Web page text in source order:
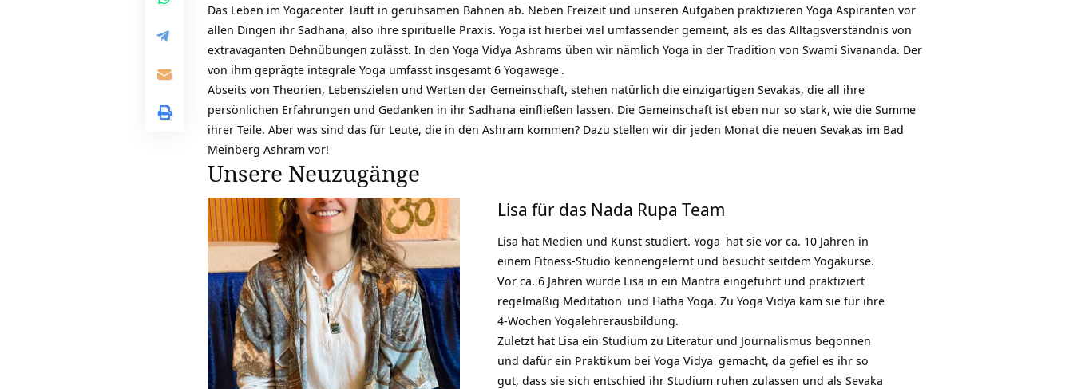
Das Leben im Yogacenter läuft in geruhsamen Bahnen ab. Neben Freizeit und unseren Aufgaben praktizieren Yoga Aspiranten vor
allen Dingen ihr Sadhana, also ihre spirituelle Praxis. Yoga ist hierbei viel umfassender gemeint, als es das Alltagsverständnis von
extravaganten Dehnübungen zulässt. In den Yoga Vidya Ashrams üben wir nämlich Yoga in der Tradition von Swami Sivananda. Der
von ihm geprägte integrale Yoga umfasst insgesamt 6 Yogawege .
Abseits von Theorien, Lebenszielen und Werten der Gemeinschaft, stehen natürlich die einzigartigen Sevakas, die all ihre
persönlichen Erfahrungen und Gedanken in ihr Sadhana einfließen lassen. Die Gemeinschaft ist eben nur so stark, wie die Summe
ihrer Teile. Aber was sind das für Leute, die in den Ashram kommen? Dazu stellen wir dir jeden Monat die neuen Sevakas im Bad
Meinberg Ashram vor!
Unsere Neuzugänge
Lisa für das Nada Rupa Team
Lisa hat Medien und Kunst studiert. Yoga hat sie vor ca. 10 Jahren in
einem Fitness-Studio kennengelernt und besucht seitdem Yogakurse.
Vor ca. 6 Jahren wurde Lisa in ein Mantra eingeführt und praktiziert
regelmäßig Meditation und Hatha Yoga. Zu Yoga Vidya kam sie für ihre
4-Wochen Yogalehrerausbildung.
Zuletzt hat Lisa ein Studium zu Literatur und Journalismus begonnen
und dafür ein Praktikum bei Yoga Vidya gemacht, da gefiel es ihr so
gut, dass sie sich entschied ihr Studium ruhen zulassen und als Sevaka